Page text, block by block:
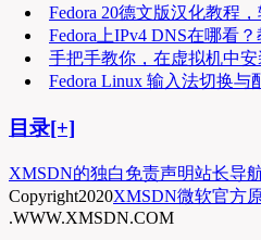
Fedora 20德文版汉化教程
Fedora上IPv4 DNS在哪看
手把手教你，在虚拟机中安
Fedora Linux 输入法切换与
目录[+]
XMSDN的独白免责声明站长导
Copyright2020XMSDN微软官方
.WWW.XMSDN.COM